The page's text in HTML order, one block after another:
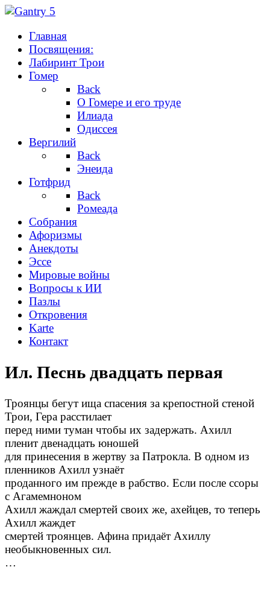
Главная
Посвящения:
Лабиринт Трои
Гомер
Back
О Гомере и его труде
Илиада
Одиссея
Вергилий
Back
Энеида
Готфрид
Back
Ромеада
Собрания
Афоризмы
Анекдоты
Эссе
Мировые войны
Вопросы к ИИ
Пазлы
Откровения
Karte
Контакт
Ил. Песнь двадцать первая
Троянцы бегут ища спасения за крепостной стеной
Трои, Гера расстилает
перед ними туман чтобы их задержать. Ахилл
пленит двенадцать юношей
для принесения в жертву за Патрокла. В одном из
пленников Ахилл узнаёт
проданного им прежде в рабство. Если после ссоры
с Агамемноном
Ахилл жаждал смертей своих же, ахейцев, то теперь
Ахилл жаждет
смертей троянцев. Афина придаёт Ахиллу
необыкновенных сил.
…